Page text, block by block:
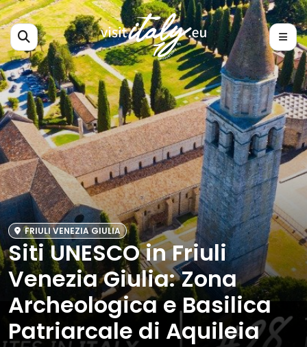
FRIULI VENEZIA GIULIA
Siti UNESCO in Friuli
Venezia Giulia: Zona
Archeologica e Basilica
Patriarcale di Aquileia